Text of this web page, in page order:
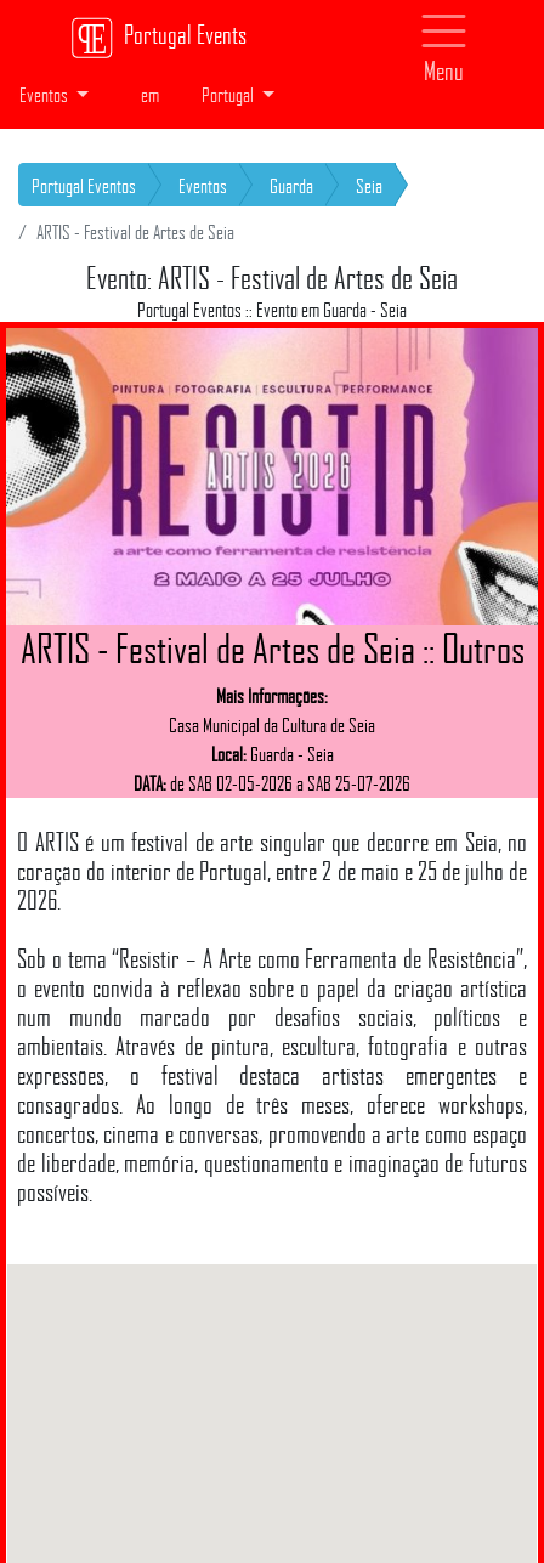
Portugal Events
Menu
Eventos em Portugal
Portugal Eventos Eventos Guarda
Seia
ARTIS - Festival de Artes de Seia
Evento: ARTIS - Festival de Artes de Seia
Portugal Eventos :: Evento em Guarda - Seia
ARTIS - Festival de Artes de Seia :: Outros
Mais Informações:
Casa Municipal da Cultura de Seia
Local:Guarda - Seia
DATA:de SAB 02-05-2026 a SAB 25-07-2026
O ARTIS é um festival de arte singular que decorre em Seia, no
coração do interior de Portugal, entre 2 de maio e 25 de julho de
2026.
Sob o tema “Resistir – A Arte como Ferramenta de Resistência”,
o evento convida à reflexão sobre o papel da criação artística
num mundo marcado por desafios sociais, políticos e
ambientais. Através de pintura, escultura, fotografia e outras
expressões, o festival destaca artistas emergentes e
consagrados. Ao longo de três meses, oferece workshops,
concertos, cinema e conversas, promovendo a arte como espaço
de liberdade, memória, questionamento e imaginação de futuros
possíveis.